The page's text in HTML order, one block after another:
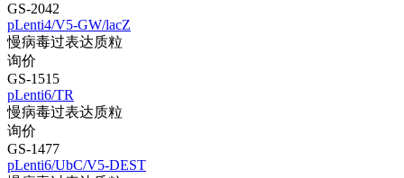
GS-2042
pLenti4/V5-GW/lacZ
慢病毒过表达质粒
询价
GS-1515
pLenti6/TR
慢病毒过表达质粒
询价
GS-1477
pLenti6/UbC/V5-DEST